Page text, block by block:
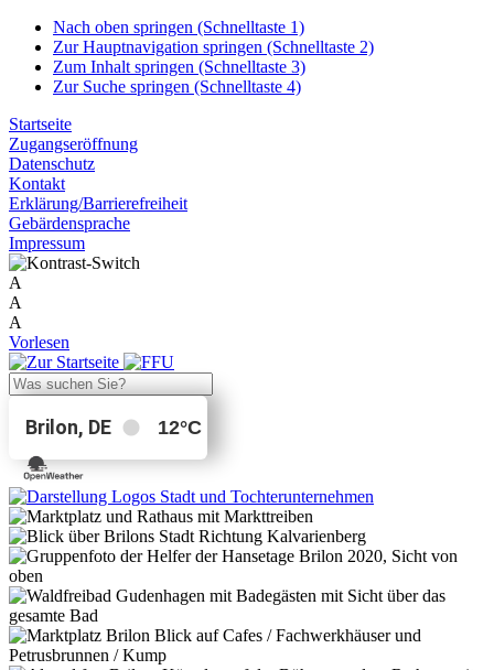
Nach oben springen (Schnelltaste 1)
Zur Hauptnavigation springen (Schnelltaste 2)
Zum Inhalt springen (Schnelltaste 3)
Zur Suche springen (Schnelltaste 4)
Startseite
Zugangseröffnung
Datenschutz
Kontakt
Erklärung/Barrierefreiheit
Gebärdensprache
Impressum
A
A
A
Vorlesen
Brilon, DE 12°C